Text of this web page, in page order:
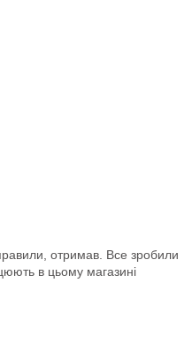
отримав. Все зробили
в цьому магазині